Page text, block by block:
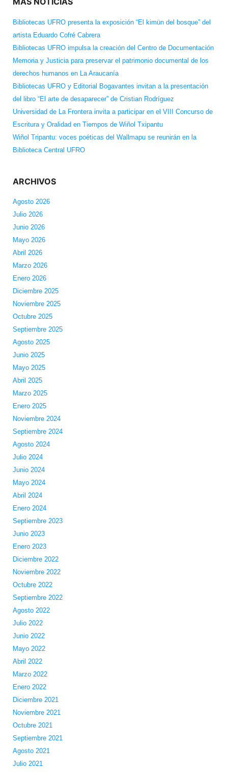
Bibliotecas UFRO presenta la exposición “El kimün del bosque” del
artista Eduardo Cofré Cabrera
Bibliotecas UFRO impulsa la creación del Centro de Documentación
Memoria y Justicia para preservar el patrimonio documental de los
derechos humanos en La Araucanía
Bibliotecas UFRO y Editorial Bogavantes invitan a la presentación
del libro “El arte de desaparecer” de Cristian Rodríguez
Universidad de La Frontera invita a participar en el VIII Concurso de
Escritura y Oralidad en Tiempos de Wiñol Txipantu
Wiñol Tripantu: voces poéticas del Wallmapu se reunirán en la
Biblioteca Central UFRO
ARCHIVOS
Agosto 2026
Julio 2026
Junio 2026
Mayo 2026
Abril 2026
Marzo 2026
Enero 2026
Diciembre 2025
Noviembre 2025
Octubre 2025
Septiembre 2025
Agosto 2025
Junio 2025
Mayo 2025
Abril 2025
Marzo 2025
Enero 2025
Noviembre 2024
Septiembre 2024
Agosto 2024
Julio 2024
Junio 2024
Mayo 2024
Abril 2024
Enero 2024
Septiembre 2023
Junio 2023
Enero 2023
Diciembre 2022
Noviembre 2022
Octubre 2022
Septiembre 2022
Agosto 2022
Julio 2022
Junio 2022
Mayo 2022
Abril 2022
Marzo 2022
Enero 2022
Diciembre 2021
Noviembre 2021
Octubre 2021
Septiembre 2021
Agosto 2021
Julio 2021